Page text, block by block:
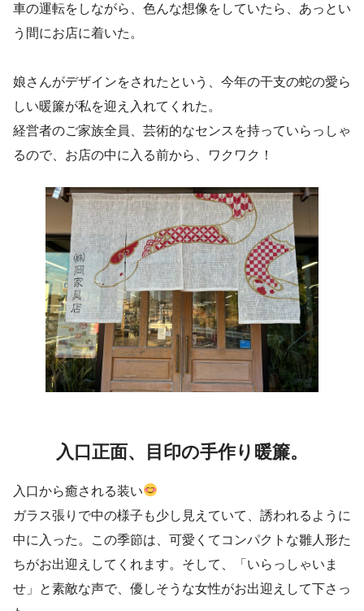
車の運転をしながら、色んな想像をしていたら、あっとい
う間にお店に着いた。
娘さんがデザインをされたという、今年の干支の蛇の愛ら
しい暖簾が私を迎え入れてくれた。
経営者のご家族全員、芸術的なセンスを持っていらっしゃ
るので、お店の中に入る前から、ワクワク！
入口正面、目印の手作り暖簾。
入口から癒される装い
ガラス張りで中の様子も少し見えていて、誘われるように
中に入った。この季節は、可愛くてコンパクトな雛人形た
ちがお出迎えしてくれます。そして、「いらっしゃいま
せ」と素敵な声で、優しそうな女性がお出迎えして下さっ